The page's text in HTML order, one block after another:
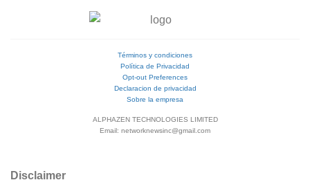
Términos y condiciones
Política de Privacidad
Opt-out Preferences
Declaracion de privacidad
Sobre la empresa
ALPHAZEN TECHNOLOGIES LIMITED
Email: networknewsinc@gmail.com
Disclaimer